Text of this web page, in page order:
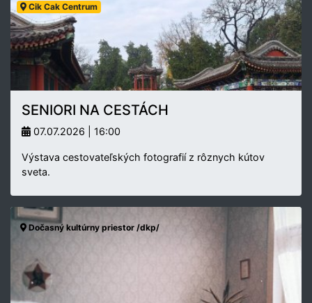
Cik Cak Centrum
SENIORI NA CESTÁCH
07.07.2026 | 16:00
Výstava cestovateľských fotografií z rôznych kútov
sveta.
Dočasný kultúrny priestor /dkp/